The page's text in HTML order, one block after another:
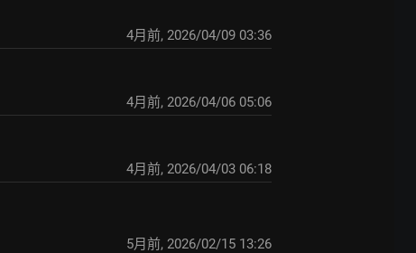
4月前, 2026/04/09 03:36
4月前, 2026/04/06 05:06
4月前, 2026/04/03 06:18
5月前, 2026/02/15 13:26